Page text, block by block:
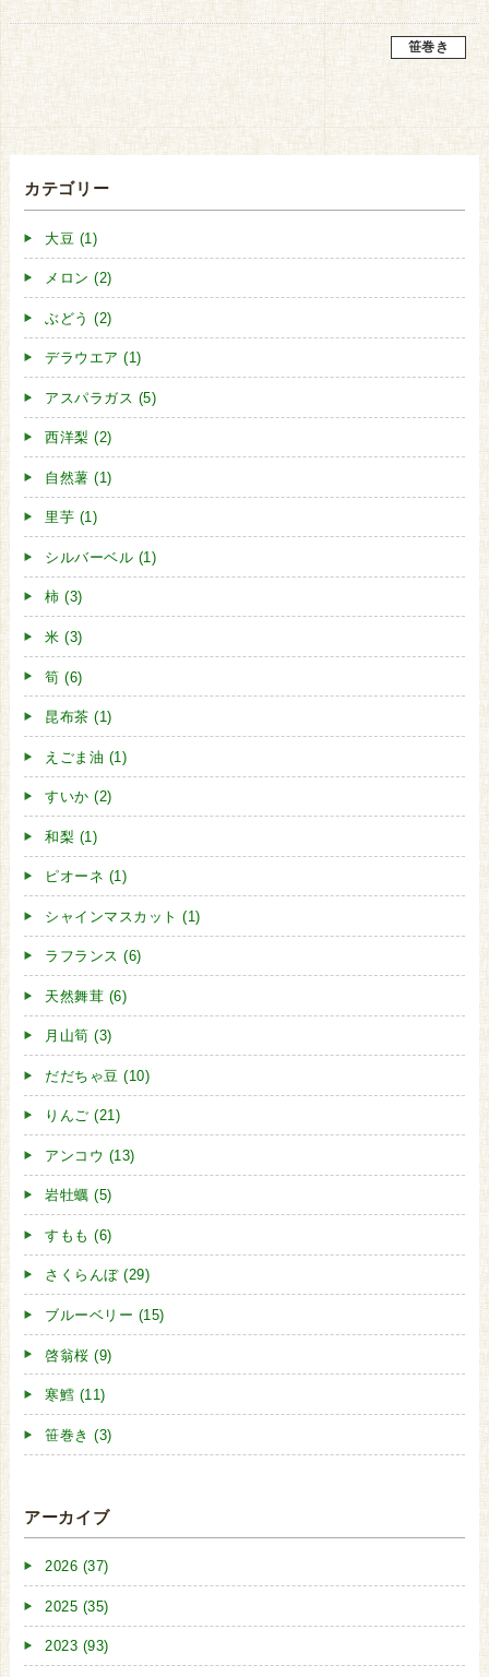
笹巻き
カテゴリー
大豆 (1)
メロン (2)
ぶどう (2)
デラウエア (1)
アスパラガス (5)
西洋梨 (2)
自然薯 (1)
里芋 (1)
シルバーベル (1)
柿 (3)
米 (3)
筍 (6)
昆布茶 (1)
えごま油 (1)
すいか (2)
和梨 (1)
ピオーネ (1)
シャインマスカット (1)
ラフランス (6)
天然舞茸 (6)
月山筍 (3)
だだちゃ豆 (10)
りんご (21)
アンコウ (13)
岩牡蠣 (5)
すもも (6)
さくらんぼ (29)
ブルーベリー (15)
啓翁桜 (9)
寒鱈 (11)
笹巻き (3)
アーカイブ
2026 (37)
2025 (35)
2023 (93)